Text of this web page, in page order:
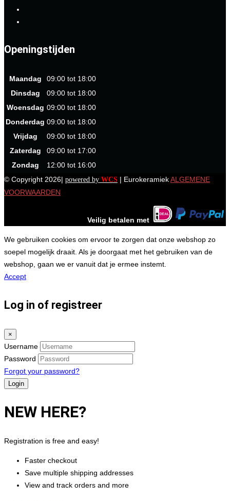
Openingstijden
Maandag
09:00 tot 18:00
Dinsdag
09:00 tot 18:00
Woensdag 09:00 tot 18:00
Donderdag 09:00 tot 18:00
Vrijdag
09:00 tot 18:00
Zaterdag
09:00 tot 17:00
Zondag
12:00 tot 16:00
© Copyright 2026| powered by WCS | EurokeramiekALGEMENE
VOORWAARDEN
Veilig betalen met
We gebruiken cookies om ervoor te zorgen dat onze webshop zo
soepel mogelijk draait. Als je doorgaat met het gebruiken van de
webshop, gaan we er vanuit dat je ermee instemt.
Accept
Log in of registreer
×
Username
Password
Forgot your password?
NEW HERE?
Registration is free and easy!
Faster checkout
Save multiple shipping addresses
View and track orders and more